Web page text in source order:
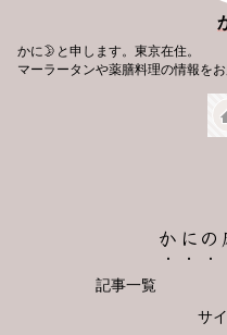
かに🌛と申します。東京在住。
マーラータンや薬膳料理の情報をお
かに
記事一覧
サ